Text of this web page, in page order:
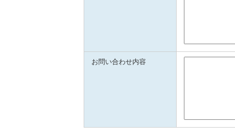
お問い合わせ内容